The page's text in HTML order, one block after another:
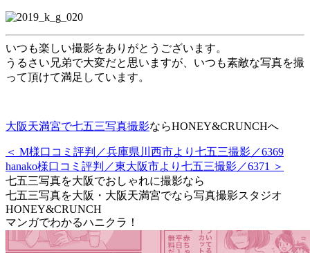
いつも楽しい撮影をありがとうございます。
うるさい兄弟で大変だと思いますが、いつも素敵な写真を撮
って頂けて満足しています。
大阪天満宮で七五三写真撮影ならHONEY&CRUNCHへ
＜ M様口コミ評判／兵庫県川西市より七五三撮影／6369
hanako様口コミ評判／東大阪市より七五三撮影／6371 ＞
七五三写真を大阪でおしゃれに撮影なら
七五三写真を大阪・大阪天満宮でなら写真撮影スタジオ
HONEY&CRUNCH
マンガでわかるハニクラ！